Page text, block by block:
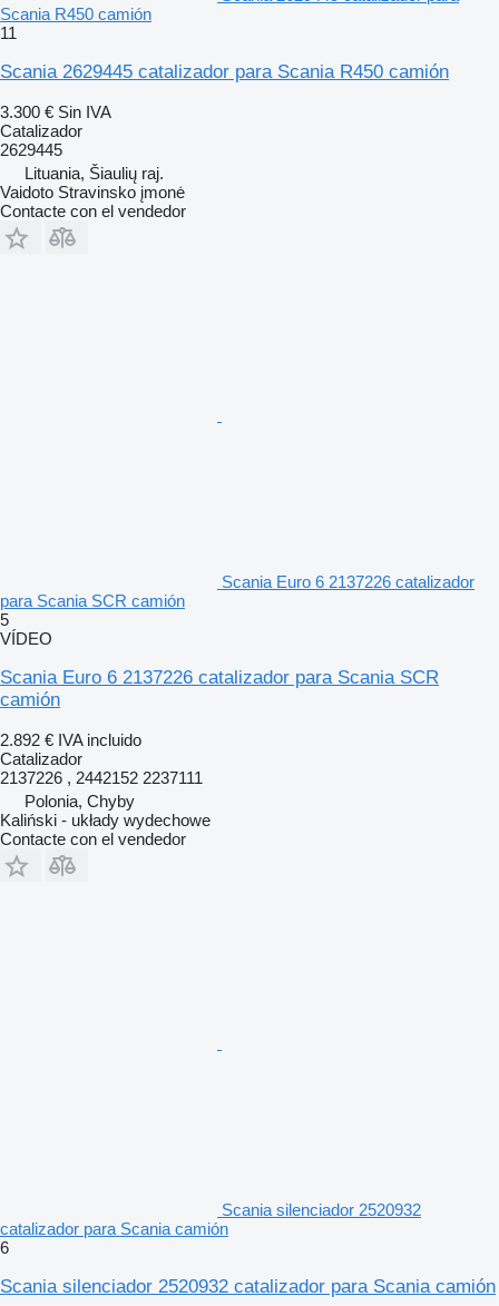
Scania R450 camión
11
Scania 2629445 catalizador para Scania R450 camión
3.300 € Sin IVA
Catalizador
2629445
Lituania, Šiaulių raj.
Vaidoto Stravinsko įmonė
Contacte con el vendedor
Scania Euro 6 2137226 catalizador
para Scania SCR camión
5
VÍDEO
Scania Euro 6 2137226 catalizador para Scania SCR
camión
2.892 € IVA incluido
Catalizador
2137226 , 2442152 2237111
Polonia, Chyby
Kaliński - układy wydechowe
Contacte con el vendedor
Scania silenciador 2520932
catalizador para Scania camión
6
Scania silenciador 2520932 catalizador para Scania camión